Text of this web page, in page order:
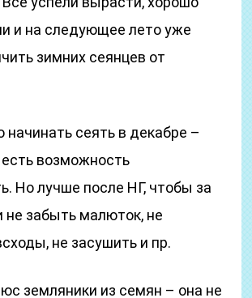
и на следующее лето уже
зимних сеянцев от
сеять в декабре –
есть возможность
Но лучше после НГ, чтобы за
не забыть малюток, не
не засушить и пр.
земляники из семян – она не